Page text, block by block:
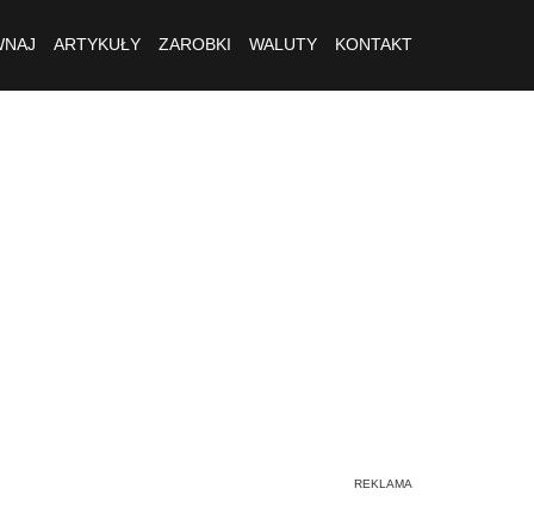
ARTYKUŁY ZAROBKI WALUTY KONTAKT